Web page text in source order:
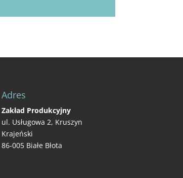
Adres
Zakład Produkcyjny
ul. Usługowa 2, Kruszyn
Krajeński
86-005 Białe Błota